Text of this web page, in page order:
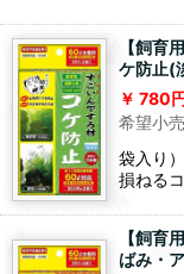
【飼育
ケ防止(
780
希望小
袋入り
損ねる
【飼育
ばみ・